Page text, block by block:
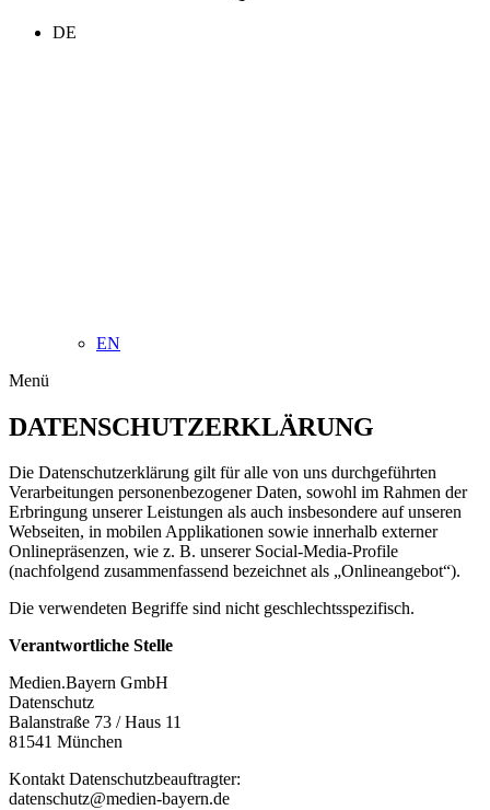
DE
EN
Menü
DATENSCHUTZERKLÄRUNG
Die Datenschutzerklärung gilt für alle von uns durchgeführten
Verarbeitungen personenbezogener Daten, sowohl im Rahmen der
Erbringung unserer Leistungen als auch insbesondere auf unseren
Webseiten, in mobilen Applikationen sowie innerhalb externer
Onlinepräsenzen, wie z. B. unserer Social-Media-Profile
(nachfolgend zusammenfassend bezeichnet als „Onlineangebot“).
Die verwendeten Begriffe sind nicht geschlechtsspezifisch.
Verantwortliche Stelle
Medien.Bayern GmbH
Datenschutz
Balanstraße 73 / Haus 11
81541 München
Kontakt Datenschutzbeauftragter:
datenschutz@medien-bayern.de